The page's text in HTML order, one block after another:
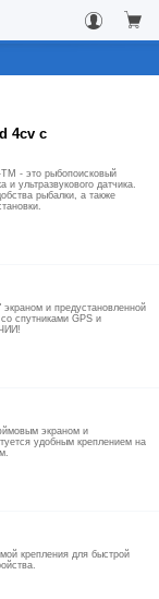
4cv с
- это рыбопоисковый
и ультразвукового датчика.
рыбалки, а также
и предустановленной
спутниками GPS и
экраном и
удобным креплением на
крепления для быстрой